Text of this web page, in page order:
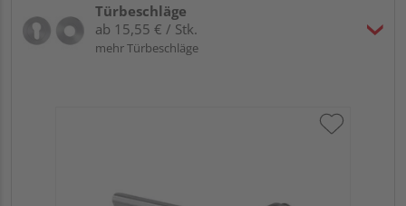
Türbeschläge
ab 15,55 € / Stk.
mehr Türbeschläge